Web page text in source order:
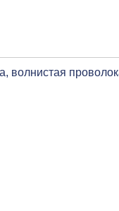
волнистая